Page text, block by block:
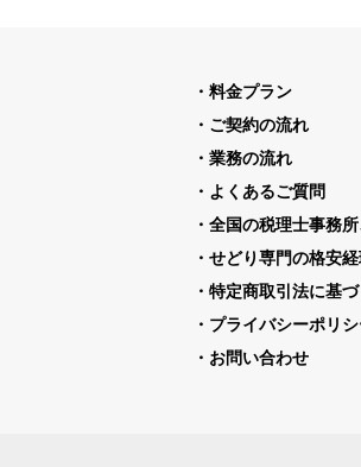
料金プラン
ご契約の流れ
業務の流れ
よくあるご質問
全国の税理士事務
せどり専門の格安
特定商取引法に基
プライバシーポリ
お問い合わせ